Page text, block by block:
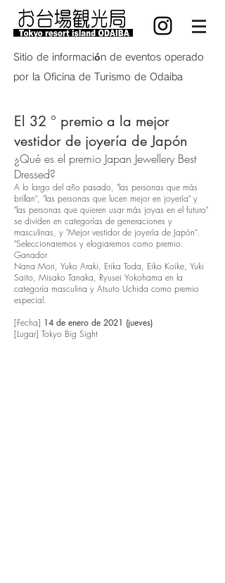
Sitio de información de eventos operado
por la Oficina de Turismo de Odaiba
El 32 ° premio a la mejor
vestidor de joyería de Japón
¿Qué es el premio Japan Jewellery Best
Dressed?
A lo largo del año pasado, "las personas que más
brillan", "las personas que lucen mejor en joyería" y
"las personas que quieren usar más joyas en el futuro"
se dividen en categorías de generaciones y
masculinas, y "Mejor vestidor de joyería de Japón".
"Seleccionaremos y elogiaremos como premio.
Ganador
Nana Mori, Yuko Araki, Erika Toda, Eiko Koike, Yuki
Saito, Misako Tanaka, Ryusei Yokohama en la
categoría masculina y Atsuto Uchida como premio
especial.
[Fecha] 14 de enero de 2021 (jueves)
[Lugar] Tokyo Big Sight